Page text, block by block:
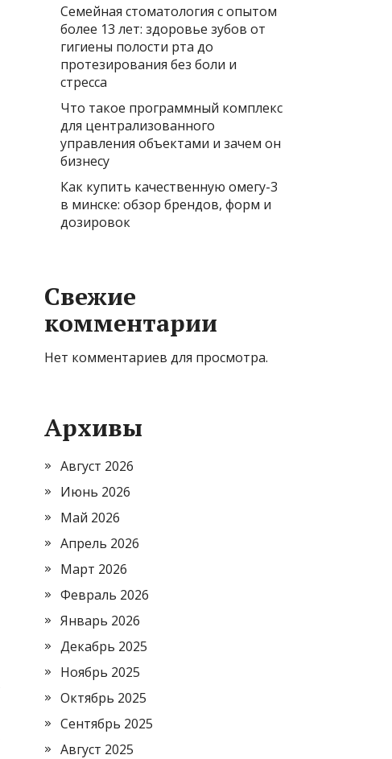
Семейная стоматология с опытом
более 13 лет: здоровье зубов от
гигиены полости рта до
протезирования без боли и
стресса
Что такое программный комплекс
для централизованного
управления объектами и зачем он
бизнесу
Как купить качественную омегу-3
в минске: обзор брендов, форм и
дозировок
Свежие
комментарии
Нет комментариев для просмотра.
Архивы
Август 2026
Июнь 2026
Май 2026
Апрель 2026
Март 2026
Февраль 2026
Январь 2026
Декабрь 2025
Ноябрь 2025
Октябрь 2025
Сентябрь 2025
Август 2025